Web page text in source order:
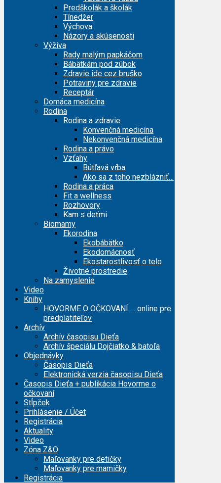
Predškolák a školák
Tínedžer
Výchova
Názory a skúsenosti
Výživa
Rady malým papkáčom
Bábätkám pod zúbok
Zdravie ide cez bruško
Potraviny pre zdravie
Receptár
Domáca medicína
Rodina
Rodina a zdravie
Konvenčná medicína
Nekonvenčná medicína
Rodina a právo
Vzťahy
Bútľavá vŕba
Ako sa z toho nezblázniť…
Rodina a práca
Fit a wellness
Rozhovory
Kam s deťmi
Biomamy
Ekorodina
Ekobábätko
Ekodomácnosť
Ekostarostlivosť o telo
Životné prostredie
Na zamyslenie
Video
Knihy
HOVORME O OČKOVANÍ … online pre
predplatiteľov
Archív
Archív časopisu Dieťa
Archív špeciálu Dojčiatko & batoľa
Objednávky
Časopis Dieťa
Elektronická verzia časopisu Dieťa
Časopis Dieťa + publikácia Hovorme o
očkovaní
Stĺpček
Prihlásenie / Účet
Registrácia
Aktuality
Video
Zóna Z&O
Maľovanky pre detičky
Maľovanky pre mamičky
Registrácia